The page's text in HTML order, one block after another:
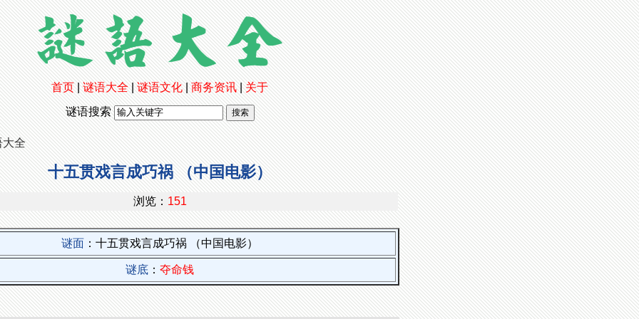
首页 谜语大全 谜语文化 商务资讯
关于
谜语搜索
大全
十五贯戏言成巧祸 （中国电影）
浏览： 151
谜面 ：十五贯戏言成巧祸 （中国电影）
谜底 ： 夺命钱